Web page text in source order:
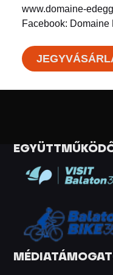
www.domaine-
Facebook: Domaine